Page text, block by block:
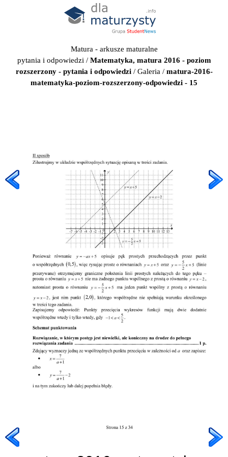
Matura - arkusze maturalne
pytania i odpowiedzi / Matematyka, matura 2016 - poziom
rozszerzony - pytania i odpowiedzi/ Galeria / matura-2016-
matematyka-poziom-rozszerzony-odpowiedzi - 15